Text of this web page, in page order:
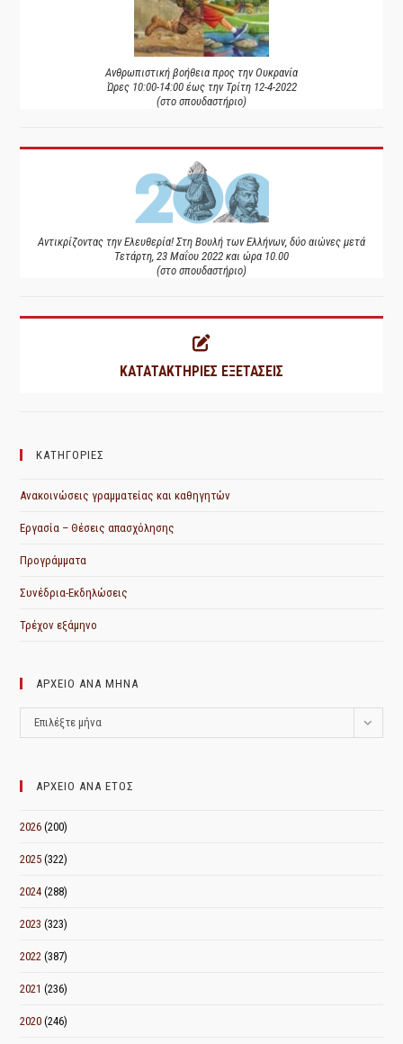
Ανθρωπιστική βοήθεια προς την Ουκρανία
Ώρες 10:00-14:00 έως την Τρίτη 12-4-2022
(στο σπουδαστήριο)
Αντικρίζοντας την Ελευθερία! Στη Βουλή των Ελλήνων, δύο αιώνες μετά
Τετάρτη, 23 Μαΐου 2022 και ώρα 10.00
(στο σπουδαστήριο)
ΚΑΤΑΤΑΚΤΗΡΙΕΣ ΕΞΕΤΑΣΕΙΣ
ΚΑΤΗΓΟΡΙΕΣ
Ανακοινώσεις γραμματείας και καθηγητών
Εργασία – Θέσεις απασχόλησης
Προγράμματα
Συνέδρια-Εκδηλώσεις
Τρέχον εξάμηνο
ΑΡΧΕΙΟ ΑΝΑ ΜΗΝΑ
ΑΡΧΕΙΟ
ΑΝΑ
Επιλέξτε μήνα
ΑΡΧΕΙΟ ΑΝΑ ΕΤΟΣ
2026 (200)
2025 (322)
2024 (288)
2023 (323)
2022 (387)
2021 (236)
2020 (246)